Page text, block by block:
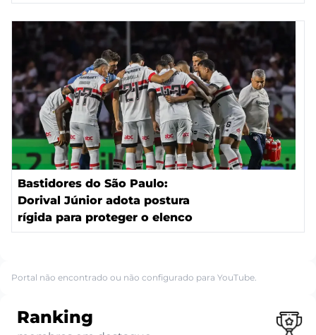
Bastidores do São Paulo:
Dorival Júnior adota postura
rígida para proteger o elenco
Portal não encontrado ou não configurado para YouTube.
Ranking